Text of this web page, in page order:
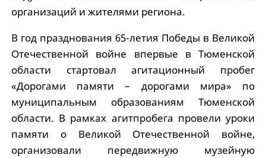
организаций и жителями региона.
В год празднования 65-летия Победы в Великой
Отечественной войне впервые в Тюменской
области стартовал агитационный пробег
«Дорогами памяти – дорогами мира» по
муниципальным образованиям Тюменской
области. В рамках агитпробега провели уроки
памяти о Великой Отечественной войне,
организовали передвижную музейную